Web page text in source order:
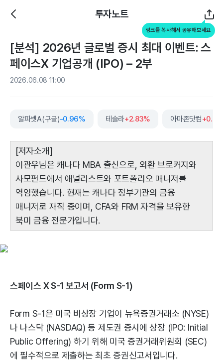
투자노트
링크를 복사해서 공유해보세요
[분석] 2026년 글로벌 증시 최대 이벤트: 스
페이스X 기업공개 (IPO) – 2부
2026.06.08 11:00
알파벳A(구글)-0.96% 테슬라+2.83% 아마존닷컴
[저자소개]
이관우님은 캐나다 MBA 출신으로, 외환 브로커지와
사모펀드에서 애널리스트와 포트폴리오 매니저를
역임했습니다. 현재는 캐나다 정부기관의 금융
매니저로 재직 중이며, CFA와 FRM 자격을 보유한
북미 금융 전문가입니다.
스페이스 X S-1 보고서 (Form S-1)
Form S-1은 미국 비상장 기업이 뉴욕증권거래소 (NYSE)
나 나스닥 (NASDAQ) 등 제도권 증시에 상장 (IPO: Initial
Public Offering) 하기 위해 미국 증권거래위원회 (SEC)
에 필수적으로 제출하는 최초 증권신고서입니다.